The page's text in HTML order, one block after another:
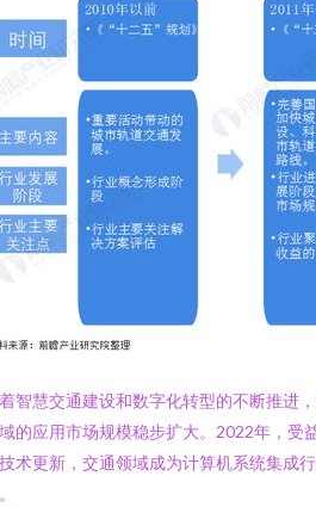
智慧交通建设和数字化转型的不断推进
的应用市场规模稳步扩大。2022年，受
术更新，交通领域成为计算机系统集成